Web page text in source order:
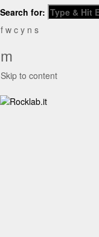
Search for:
f w c y n s
m
Skip to content